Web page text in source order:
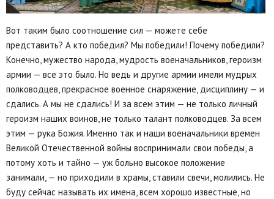
Вот таким было соотношение сил — можете себе
представить? А кто победил? Мы победили! Почему победили?
Конечно, мужество народа, мудрость военачальников, героизм
армии — все это было. Но ведь и другие армии имели мудрых
полководцев, прекрасное военное снаряжение, дисциплину — и
сдались. А мы не сдались! И за всем этим — не только личный
героизм наших воинов, не только талант полководцев. За всем
этим — рука Божия. Именно так и наши военачальники времен
Великой Отечественной войны воспринимали свои победы, а
потому хоть и тайно — уж больно высокое положение
занимали, — но приходили в храмы, ставили свечи, молились. Не
буду сейчас называть их имена, всем хорошо известные, но